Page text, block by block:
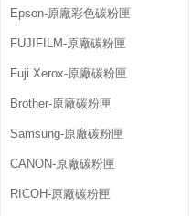
Epson-原廠彩色碳粉匣
FUJIFILM-原廠碳粉匣
Fuji Xerox-原廠碳粉匣
Brother-原廠碳粉匣
Samsung-原廠碳粉匣
CANON-原廠碳粉匣
RICOH-原廠碳粉匣